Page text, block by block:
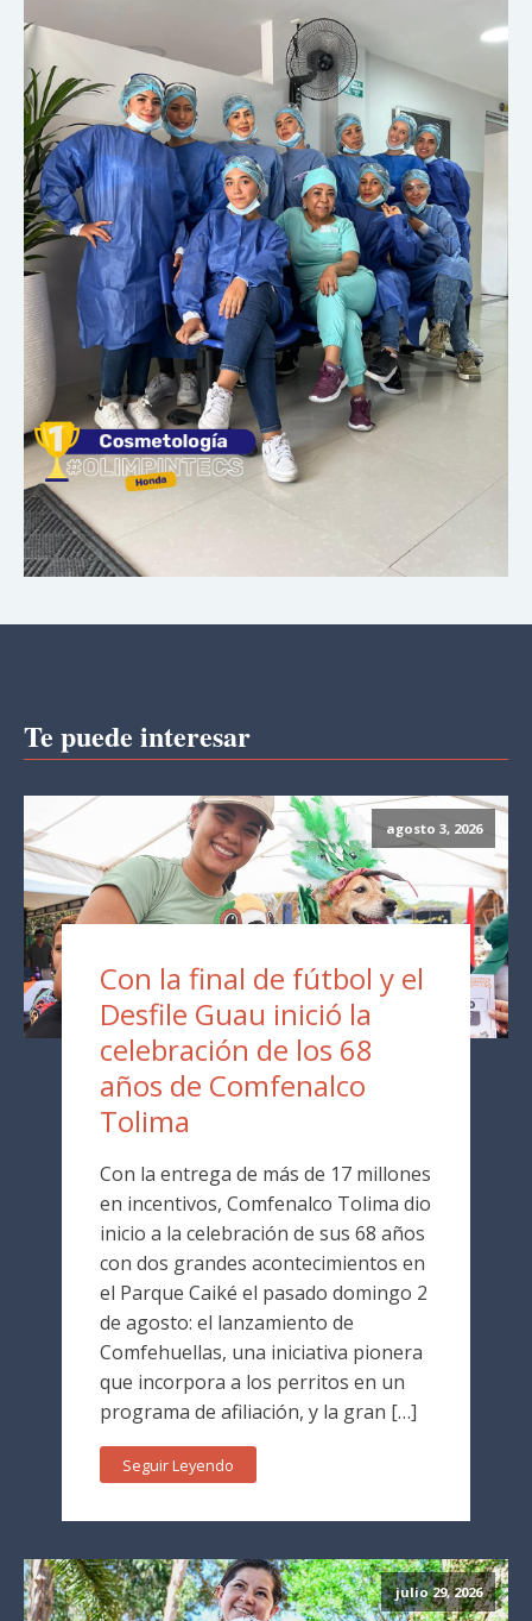
Te puede interesar
agosto 3, 2026
Con la final de fútbol y el
Desfile Guau inició la
celebración de los 68
años de Comfenalco
Tolima
Con la entrega de más de 17 millones
en incentivos, Comfenalco Tolima dio
inicio a la celebración de sus 68 años
con dos grandes acontecimientos en
el Parque Caiké el pasado domingo 2
de agosto: el lanzamiento de
Comfehuellas, una iniciativa pionera
que incorpora a los perritos en un
programa de afiliación, y la gran […]
Seguir Leyendo
julio 29, 2026